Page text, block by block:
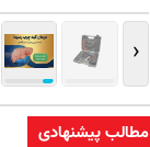
‹
مطالب پیشنهادی